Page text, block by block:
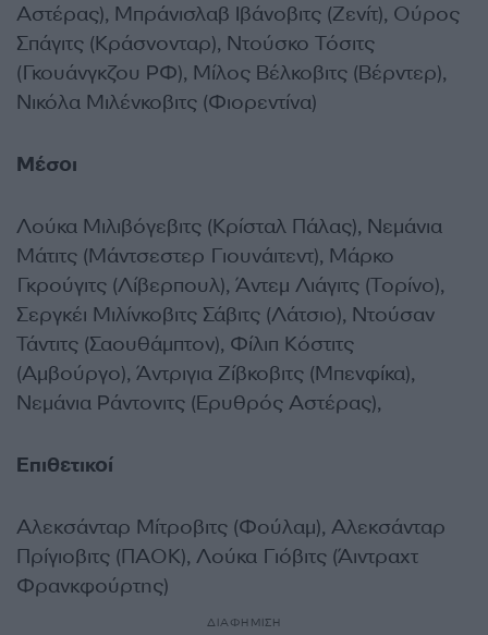
Αστέρας), Μπράνισλαβ Ιβάνοβιτς (Ζενίτ), Ούρος
Σπάγιτς (Κράσνονταρ), Ντούσκο Τόσιτς
(Γκουάνγκζου ΡΦ), Μίλος Βέλκοβιτς (Βέρντερ),
Νικόλα Μιλένκοβιτς (Φιορεντίνα)
Μέσοι
Λούκα Μιλιβόγεβιτς (Κρίσταλ Πάλας), Νεμάνια
Μάτιτς (Μάντσεστερ Γιουνάιτεντ), Μάρκο
Γκρούγιτς (Λίβερπουλ), Άντεμ Λιάγιτς (Τορίνο),
Σεργκέι Μιλίνκοβιτς Σάβιτς (Λάτσιο), Ντούσαν
Τάντιτς (Σαουθάμπτον), Φίλιπ Κόστιτς
(Αμβούργο), Άντριγια Ζίβκοβιτς (Μπενφίκα),
Νεμάνια Ράντονιτς (Ερυθρός Αστέρας),
Επιθετικοί
Αλεκσάνταρ Μίτροβιτς (Φούλαμ), Αλεκσάνταρ
Πρίγιοβιτς (ΠΑΟΚ), Λούκα Γιόβιτς (Άιντραχτ
Φρανκφούρτης)
ΔΙΑΦΗΜΙΣΗ